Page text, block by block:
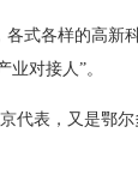
式各样的高新
对接人”。
代表，又是鄂